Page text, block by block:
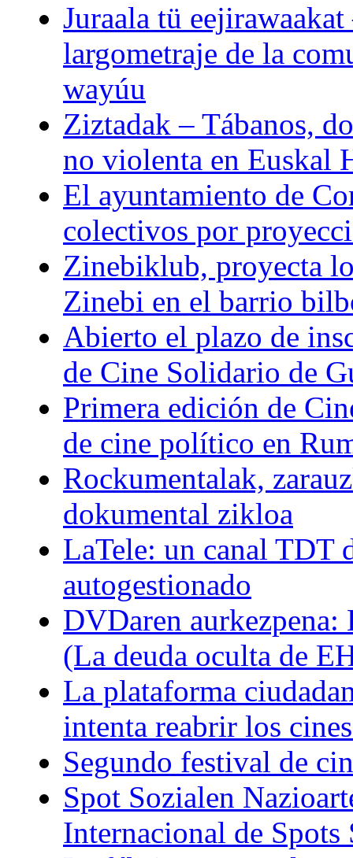
Juraala tü
largometraje de la
wayúu
Ziztadak – Tábanos,
no violenta en Euskal
El ayuntamiento de
colectivos por
Zinebiklub, proyecta
Zinebi en el barrio
Abierto el plazo de
de Cine Solidario de
Primera edición de
de cine político en
Rockumentalak,
dokumental zikloa
LaTele: un canal TDT
autogestionado
DVDaren
(La deuda oculta de
La plataforma
intenta reabrir los
Segundo festival de
Spot Sozialen
Internacional de Spots